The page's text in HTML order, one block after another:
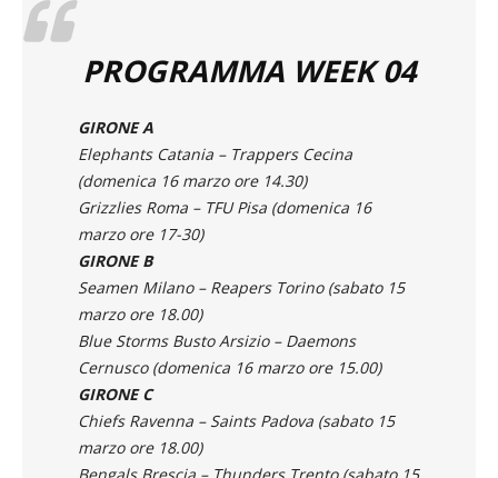
GIRONE A
Elephants Catania – Trappers Cecina
(domenica 16 marzo ore 14.30)
Grizzlies Roma – TFU Pisa
marzo ore 17-30
GIRONE B
Seamen Milano – Reapers Torino
marzo ore 18.00)
Blue Storms Busto Arsizio – Daemons
Cernusco
GIRONE C
Chiefs Ravenna – Saints Padova